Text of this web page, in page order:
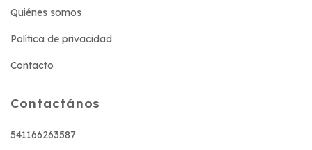
Quiénes somos
Política de privacidad
Contacto
Contactános
541166263587